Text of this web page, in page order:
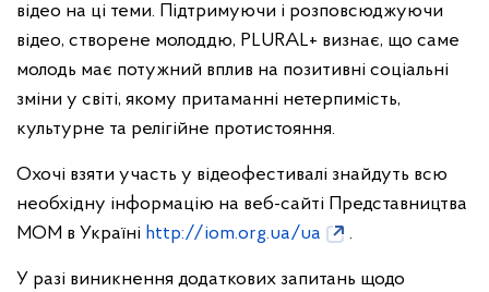
відео на ці теми. Підтримуючи і розповсюджуючи
відео, створене молоддю, PLURAL+ визнає, що саме
молодь має потужний вплив на позитивні соціальні
зміни у світі, якому притаманні нетерпимість,
культурне та релігійне протистояння.
Охочі взяти участь у відеофестивалі знайдуть всю
необхідну інформацію на веб-сайті Представництва
МОМ в Україні http://iom.org.ua/ua .
У разі виникнення додаткових запитань щодо